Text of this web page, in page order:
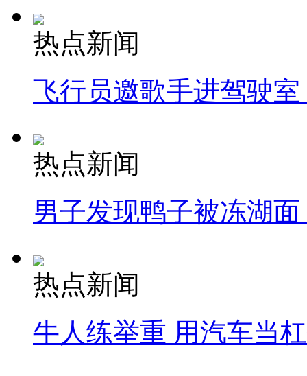
热点新闻
飞行员邀歌手进驾驶
热点新闻
男子发现鸭子被冻湖
热点新闻
牛人练举重 用汽车当